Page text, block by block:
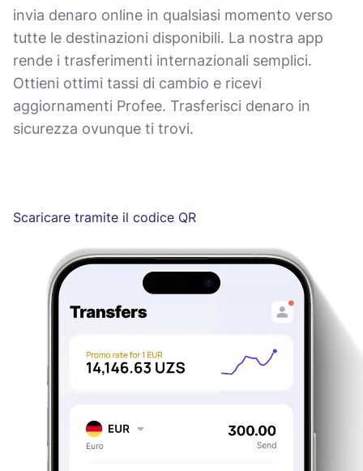
invia denaro online in qualsiasi momento verso
tutte le destinazioni disponibili. La nostra app
rende i trasferimenti internazionali semplici.
Ottieni ottimi tassi di cambio e ricevi
aggiornamenti Profee. Trasferisci denaro in
sicurezza ovunque ti trovi.
Scaricare tramite il codice QR